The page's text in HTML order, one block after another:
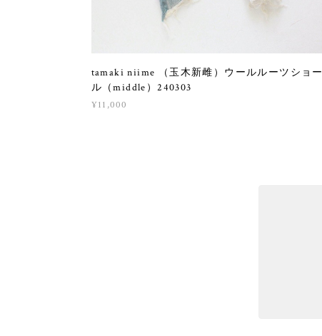
tamaki niime （玉木新雌）ウールルーツショー
ル（middle）240303
¥11,000